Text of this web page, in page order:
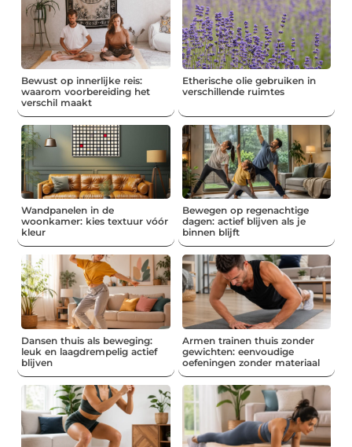
Bewust op innerlijke reis:
waarom voorbereiding het
verschil maakt
Etherische olie gebruiken in
verschillende ruimtes
Wandpanelen in de
woonkamer: kies textuur vóór
kleur
Bewegen op regenachtige
dagen: actief blijven als je
binnen blijft
Dansen thuis als beweging:
leuk en laagdrempelig actief
blijven
Armen trainen thuis zonder
gewichten: eenvoudige
oefeningen zonder materiaal